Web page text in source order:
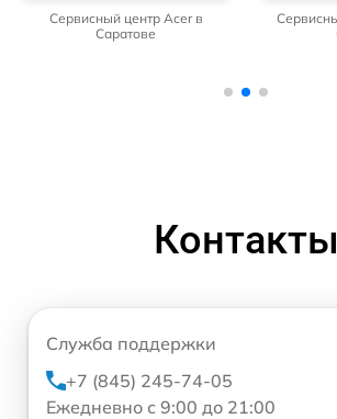
Сервисный центр Acer в
Саратове
Контакты
Служба поддержки
+7 (845) 245-74-05
Ежедневно с 9:00 до 21:00